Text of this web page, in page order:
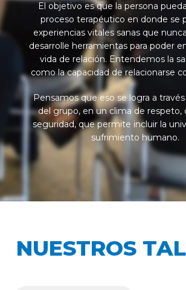
El objetivo es que la persona
proceso terapéutico en donde se
experiencias vitales sanas que
desarrolle herramientas para poder
vida de relación. Entendemos la
como la capacidad de relacionarse
Pensamos que eso se logra a
del grupo, en un clima de respeto,
seguridad, que permite incluir la
sufrimiento humano.
NUESTROS